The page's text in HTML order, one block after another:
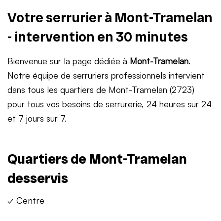
Votre serrurier à Mont-Tramelan
- intervention en 30 minutes
Bienvenue sur la page dédiée à Mont-Tramelan.
Notre équipe de serruriers professionnels intervient
dans tous les quartiers de Mont-Tramelan (2723)
pour tous vos besoins de serrurerie, 24 heures sur 24
et 7 jours sur 7.
Quartiers de Mont-Tramelan
desservis
✓ Centre